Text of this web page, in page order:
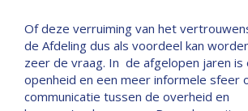
Of deze verruiming van het
de Afdeling dus als voordeel kan
zeer de vraag. In de afgelopen jaren
openheid en een meer informele sfeer
communicatie tussen de overheid en